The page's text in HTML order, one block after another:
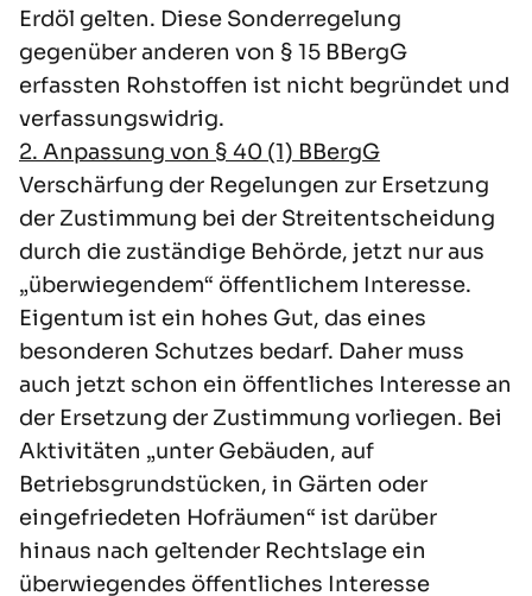
Erdöl gelten. Diese Sonderregelung
gegenüber anderen von § 15 BBergG
erfassten Rohstoffen ist nicht begründet und
verfassungswidrig.
2. Anpassung von § 40 (1) BBergG
Verschärfung der Regelungen zur Ersetzung
der Zustimmung bei der Streitentscheidung
durch die zuständige Behörde, jetzt nur aus
„überwiegendem“ öffentlichem Interesse.
Eigentum ist ein hohes Gut, das eines
besonderen Schutzes bedarf. Daher muss
auch jetzt schon ein öffentliches Interesse an
der Ersetzung der Zustimmung vorliegen. Bei
Aktivitäten „unter Gebäuden, auf
Betriebsgrundstücken, in Gärten oder
eingefriedeten Hofräumen“ ist darüber
hinaus nach geltender Rechtslage ein
überwiegendes öffentliches Interesse